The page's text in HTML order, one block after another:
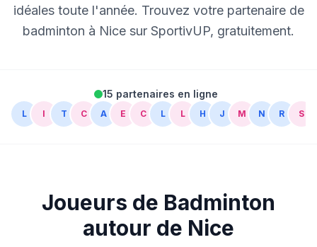
idéales toute l'année. Trouvez votre partenaire de
badminton à Nice sur SportivUP, gratuitement.
15 partenaires en ligne
L I T C A E C L L H J M N R S
Joueurs de Badminton
autour de Nice